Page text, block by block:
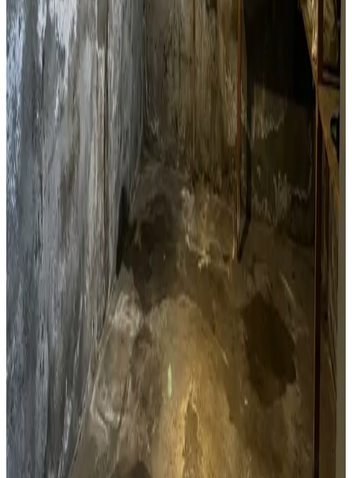
Kælderventilation
Kælderfugt, opstigende fugt og kondens i Løgstør? Vi
installerer ventilation der adresserer fugtproblemet i din
kælder.
Læs mere